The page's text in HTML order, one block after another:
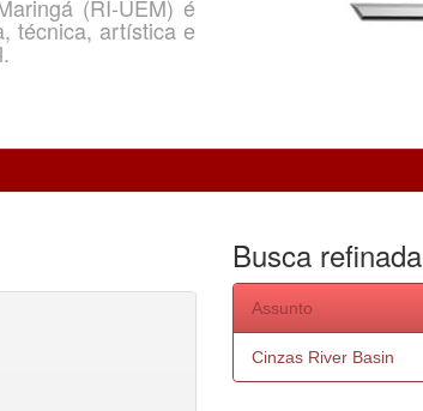
(RI-UEM) é
técnica, artística e
Busca refinada
Assunto
Cinzas River Basin